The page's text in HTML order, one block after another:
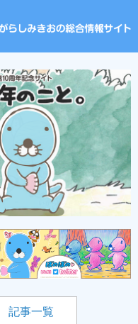
記事一覧